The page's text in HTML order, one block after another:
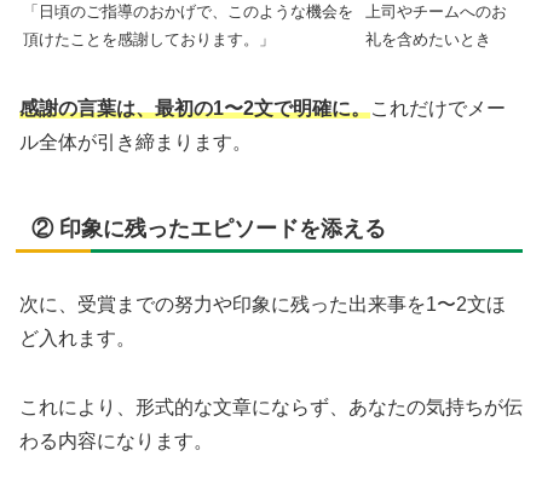
「日頃のご指導のおかげで、このような機会を
頂けたことを感謝しております。」
上司やチームへのお
礼を含めたいとき
感謝の言葉は、最初の1〜2文で明確に。これだけでメー
ル全体が引き締まります。
② 印象に残ったエピソードを添える
次に、受賞までの努力や印象に残った出来事を1〜2文ほ
ど入れます。
これにより、形式的な文章にならず、あなたの気持ちが伝
わる内容になります。